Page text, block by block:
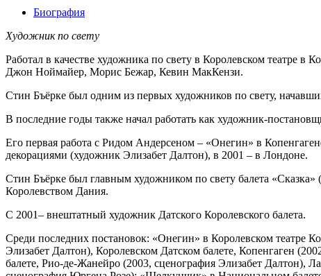
Биография
Художник по свету
Работал в качестве художника по свету в Королевском театре в
Джон Ноймайер, Морис Бежар, Кевин МакКензи.
Стин Бъёрке был одним из первых художников по свету,
В последние годы также начал работать как художник-
Его первая работа с Ридом Андерсеном – «Онегин» в
декорациями (художник Элизабет Далтон), в 2001 – в Лондоне.
Стин Бъёрке был главным художником по свету балета
Королевством Дания.
С 2001– внештатный художник Датского Королевского балета.
Среди последних постановок: «Онегин» в Королевском театре
Элизабет Далтон), Королевском Датском балете, Копенгаген
балете, Рио-де-Жанейро (2003, сценография Элизабет Далтон),